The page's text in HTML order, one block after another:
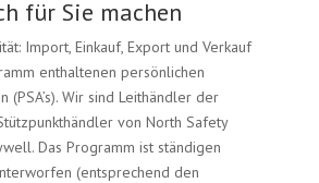
für Sie machen
Import, Einkauf, Export und Verkauf
enthaltenen persönlichen
(PSA’s). Wir sind Leithändler der
von North Safety
Das Programm ist ständigen
(entsprechend den